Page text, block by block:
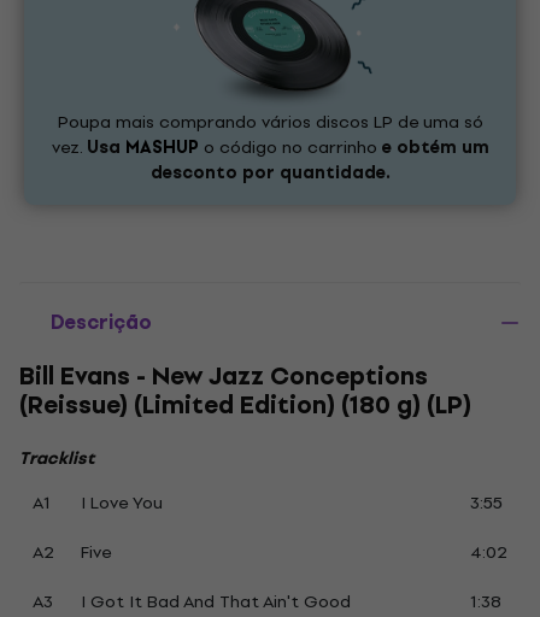
Poupa mais comprando vários discos LP de uma só
vez. Usa MASHUP o código no carrinho e obtém um
desconto por quantidade.
Descrição
Bill Evans - New Jazz Conceptions
(Reissue) (Limited Edition) (180 g) (LP)
Tracklist
A1
I Love You
3:55
A2
Five
4:02
A3
I Got It Bad And That Ain't Good
1:38